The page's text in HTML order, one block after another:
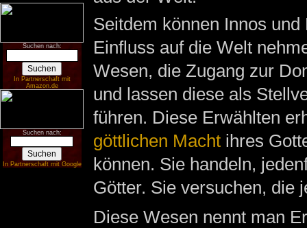
Suchen nach:
In Partnerschaft mit
Amazon.de
Suchen nach:
In Partnerschaft mit Google
Seitdem können Innos
Einfluss auf die Welt
Wesen, die Zugang zur
und lassen diese als
führen. Diese Erwählten
göttlichen Machtihres
können. Sie handeln,
Götter. Sie versuchen, die
Diese Wesen nennt man